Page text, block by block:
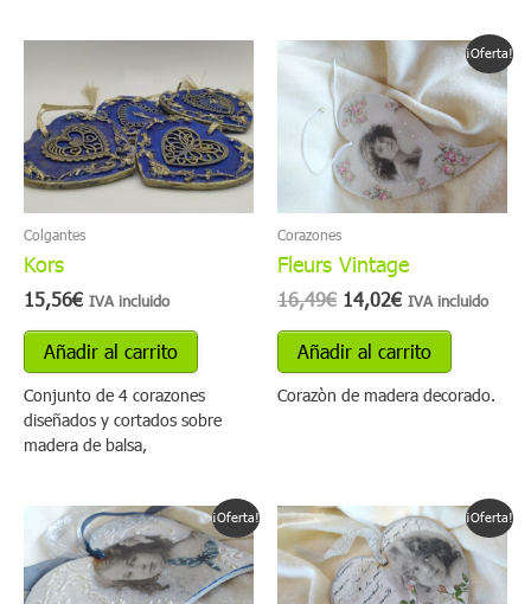
Colgantes
Kors
15,56€ IVA incluido
Añadir al carrito
Conjunto de 4 corazones
diseñados y cortados sobre
madera de balsa,
¡Oferta!
Corazones
Fleurs Vintage
16,49€
El
precio
original
era:
16,49€.
14,02€
precio
actual
es:
14,02€.
IVA incluido
Añadir al carrito
Corazòn de madera decorado.
¡Oferta!
El
precio
original
era:
El
precio
actual
es:
¡Oferta!
El
precio
original
era:
El
precio
actual
es: